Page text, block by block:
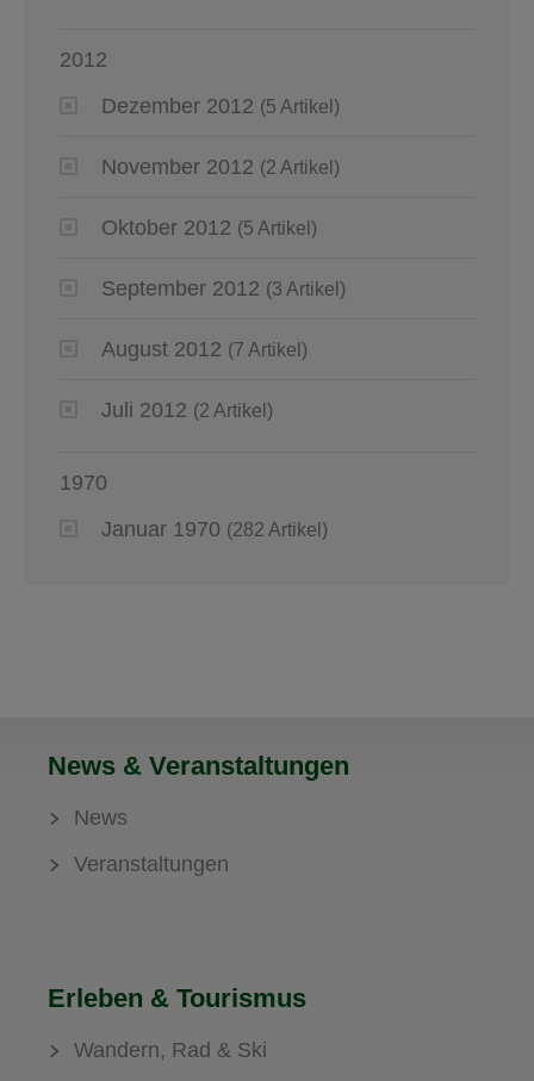
2012
Dezember 2012 (5 Artikel)
November 2012 (2 Artikel)
Oktober 2012 (5 Artikel)
September 2012 (3 Artikel)
August 2012 (7 Artikel)
Juli 2012 (2 Artikel)
1970
Januar 1970 (282 Artikel)
News & Veranstaltungen
News
Veranstaltungen
Erleben & Tourismus
Wandern, Rad & Ski